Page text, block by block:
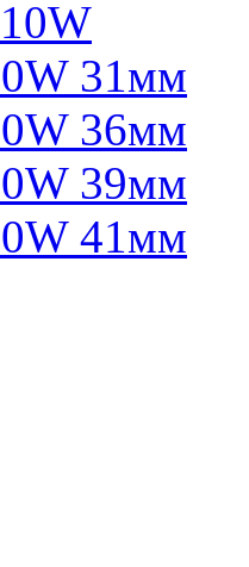
31мм
36мм
39мм
41мм